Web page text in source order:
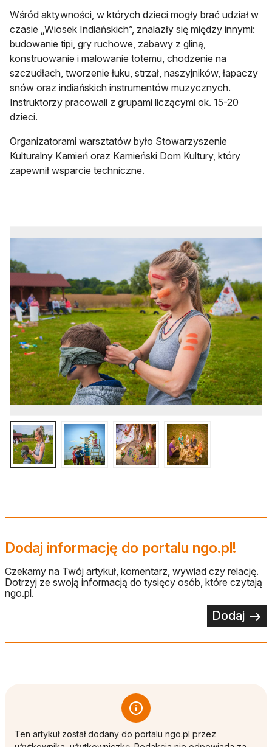
Wśród aktywności, w których dzieci mogły brać udział w
czasie „Wiosek Indiańskich”, znalazły się między innymi:
budowanie tipi, gry ruchowe, zabawy z gliną,
konstruowanie i malowanie totemu, chodzenie na
szczudłach, tworzenie łuku, strzał, naszyjników, łapaczy
snów oraz indiańskich instrumentów muzycznych.
Instruktorzy pracowali z grupami liczącymi ok. 15-20
dzieci.
Organizatorami warsztatów było Stowarzyszenie
Kulturalny Kamień oraz Kamieński Dom Kultury, który
zapewnił wsparcie techniczne.
Dodaj informację do portalu ngo.pl!
Czekamy na Twój artykuł, komentarz, wywiad czy relację.
Dotrzyj ze swoją informacją do tysięcy osób, które czytają
ngo.pl.
Dodaj
Ten artykuł został dodany do portalu ngo.pl przez